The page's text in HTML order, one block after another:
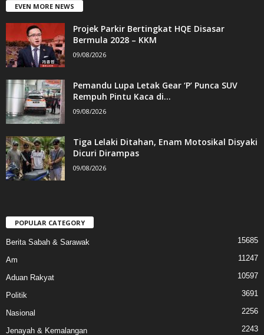
EVEN MORE NEWS
Projek Parkir Bertingkat HQE Disasar
Bermula 2028 – KKM
09/08/2026
Pemandu Lupa Letak Gear ‘P’ Punca SUV
Rempuh Pintu Kaca di...
09/08/2026
Tiga Lelaki Ditahan, Enam Motosikal Disyaki
Dicuri Dirampas
09/08/2026
POPULAR CATEGORY
Berita Sabah & Sarawak 15685
Am 11247
Aduan Rakyat 10597
Politik 3691
Nasional 2256
Jenayah & Kemalangan 2243